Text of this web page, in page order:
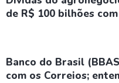
de R$ 100 bilhões
Banco do Brasil
com os Correios;